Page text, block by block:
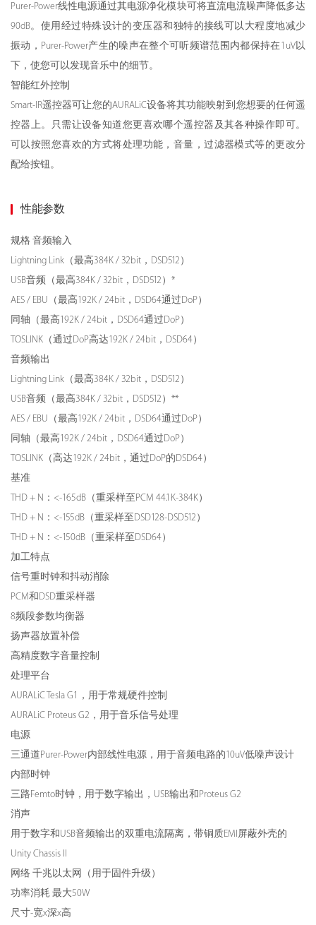
Purer-Power线性电源通过其电源净化模块可将直流电流噪声降低多达
90dB。使用经过特殊设计的变压器和独特的接线可以大程度地减少
振动，Purer-Power产生的噪声在整个可听频谱范围内都保持在1uV以
下，使您可以发现音乐中的细节。
智能红外控制
Smart-IR遥控器可让您的AURALiC设备将其功能映射到您想要的任何遥
控器上。只需让设备知道您更喜欢哪个遥控器及其各种操作即可。
可以按照您喜欢的方式将处理功能，音量，过滤器模式等的更改分
配给按钮。
性能参数
规格 音频输入
Lightning Link（最高384K / 32bit，DSD512）
USB音频（最高384K / 32bit，DSD512）*
AES / EBU（最高192K / 24bit，DSD64通过DoP）
同轴（最高192K / 24bit，DSD64通过DoP）
TOSLINK（通过DoP高达192K / 24bit，DSD64）
音频输出
Lightning Link（最高384K / 32bit，DSD512）
USB音频（最高384K / 32bit，DSD512）**
AES / EBU（最高192K / 24bit，DSD64通过DoP）
同轴（最高192K / 24bit，DSD64通过DoP）
TOSLINK（高达192K / 24bit，通过DoP的DSD64）
基准
THD + N：<-165dB（重采样至PCM 44.1K-384K）
THD + N：<-155dB（重采样至DSD128-DSD512）
THD + N：<-150dB（重采样至DSD64）
加工特点
信号重时钟和抖动消除
PCM和DSD重采样器
8频段参数均衡器
扬声器放置补偿
高精度数字音量控制
处理平台
AURALiC Tesla G1，用于常规硬件控制
AURALiC Proteus G2，用于音乐信号处理
电源
三通道Purer-Power内部线性电源，用于音频电路的10uV低噪声设计
内部时钟
三路Femto时钟，用于数字输出，USB输出和Proteus G2
消声
用于数字和USB音频输出的双重电流隔离，带铜质EMI屏蔽外壳的
Unity Chassis II
网络 千兆以太网（用于固件升级）
功率消耗 最大50W
尺寸-宽x深x高